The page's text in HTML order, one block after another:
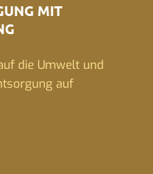
MIT
die Umwelt und
auf